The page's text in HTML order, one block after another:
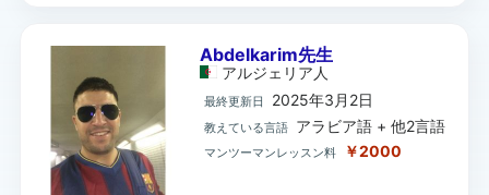
Abdelkarim先生
アルジェリア 人
最終更新日 2025年3月2日
教えている言語 アラビア語 + 他2言語
マンツーマンレッスン料 ￥2000